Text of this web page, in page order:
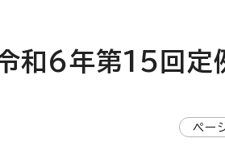
和6年第15回定
ペー